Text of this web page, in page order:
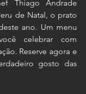
Thiago Andrade
de Natal, o prato
ano. Um menu
celebrar com
Reserve agora e
gosto das